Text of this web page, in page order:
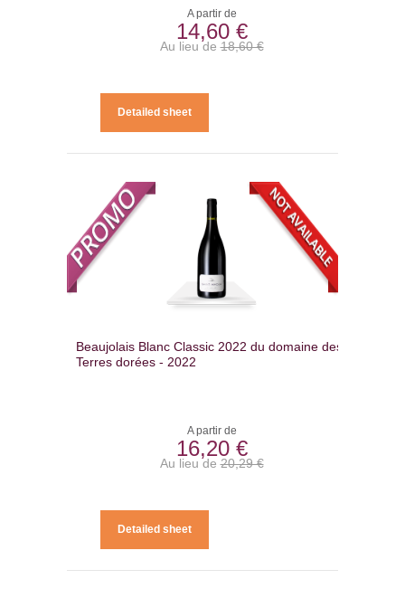
A partir de
14,60 €
Au lieu de18,60 €
Detailed sheet
Beaujolais Blanc Classic 2022 du domaine des
Terres dorées - 2022
A partir de
16,20 €
Au lieu de20,29 €
Detailed sheet